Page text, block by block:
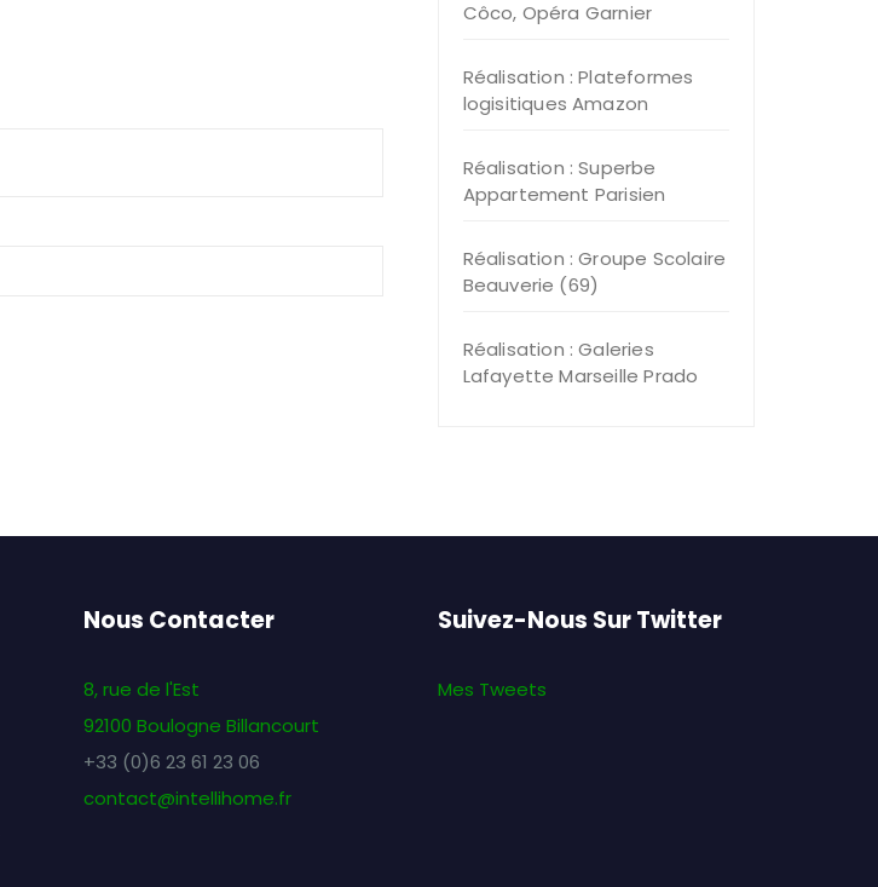
Côco, Opéra Garnier
Réalisation : Plateformes
logisitiques Amazon
Réalisation : Superbe
Appartement Parisien
Réalisation : Groupe Scolaire
Beauverie (69)
Réalisation : Galeries
Lafayette Marseille Prado
Nous Contacter
8, rue de l'Est
92100 Boulogne Billancourt
+33 (0)6 23 61 23 06
contact@intellihome.fr
Suivez-Nous Sur Twitter
Mes Tweets